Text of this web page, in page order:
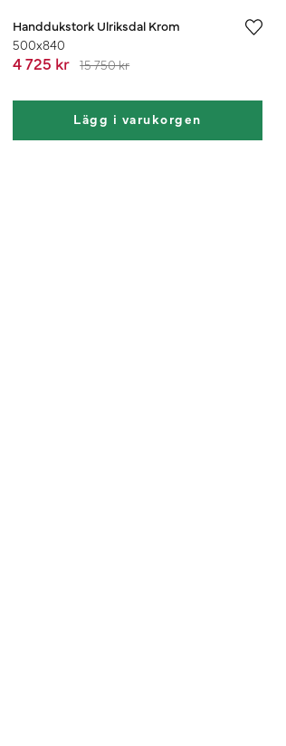
Handdukstork Ulriksdal Krom
500x840
4 725 kr 15 750 kr
Lägg i varukorgen